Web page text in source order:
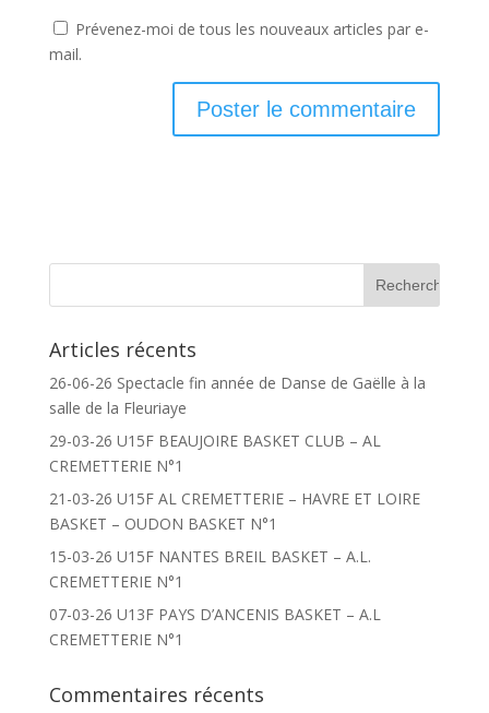
Prévenez-moi de tous les nouveaux articles par e-
mail.
Articles récents
26-06-26 Spectacle fin année de Danse de Gaëlle à la
salle de la Fleuriaye
29-03-26 U15F BEAUJOIRE BASKET CLUB – AL
CREMETTERIE N°1
21-03-26 U15F AL CREMETTERIE – HAVRE ET LOIRE
BASKET – OUDON BASKET N°1
15-03-26 U15F NANTES BREIL BASKET – A.L.
CREMETTERIE N°1
07-03-26 U13F PAYS D’ANCENIS BASKET – A.L
CREMETTERIE N°1
Commentaires récents